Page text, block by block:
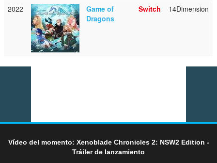
2022
Game of
Dragons
Switch 14Dimension
Vídeo del momento: Xenoblade Chronicles 2: NSW2 Edition -
Tráiler de lanzamiento